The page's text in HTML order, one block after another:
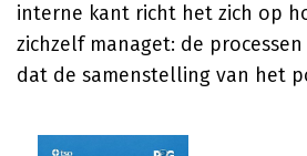
interne kant richt het zich op
zichzelf managet: de
dat de samenstelling van het